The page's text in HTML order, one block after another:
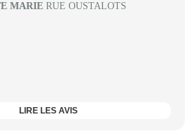
MARIE RUE OUSTALOTS
LIRE LES AVIS